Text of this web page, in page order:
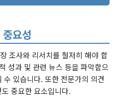
요성
조사와 리서치를 철저히 해야 합
성과 및 관련 뉴스 등을 파악함으
있습니다. 또한 전문가의 의견
중요한 요소입니다.